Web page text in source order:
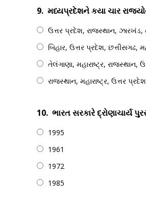
9. મધ્યપ્રદેશને કયા ચાર
ઉત્તર પ્રદેશ, રાજસ્થાન, ઝારખંડ,
બિહાર, ઉત્તર પ્રદેશ, છત્તીસગઢ,
તેલંગાણા, મહારાષ્ટ્ર, રાજસ્થાન,
રાજસ્થાન, મહારાષ્ટ્ર, ઉત્તર
10. ભારત સરકારે દ્રોણાચાર્ય
1995
1961
1972
1985